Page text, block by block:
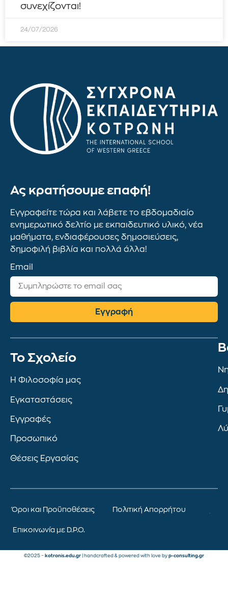
συνεχίζονται!
24/07/2026
Ας κρατήσουμε επαφή!
Εγγραφείτε τώρα και λάβετε το εβδομαδιαίο
ενημερωτικό δελτίο με εκπαιδευτικό υλικό, νέα
μαθήματα, ενδιαφέρουσες δημοσιεύσεις,
δημοφιλή βιβλία και πολλά άλλα!
Email
Εγγραφή
To Σχολείο
Η Φιλοσοφία μας
Εγκαταστάσεις
Εγγραφές
Προσωπικό
Θέσεις Εργασίας
Όροι και Προϋποθέσεις Πολιτική Απορρήτου
Επικοινωνία με D.P.O.
©2025 – kotronis.edu.gr | handcrafted & powered with love by p-consulting.gr